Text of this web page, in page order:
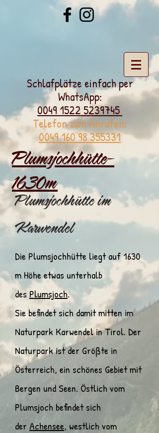
Schlafplätze einfach per
WhatsApp:
0049 1522 5239745
Telefon zum Anrufen:
0049 160 98 355331
Plumsjochhütte-
1630m
Plumsjochhütte im
Karwendel
Die Plumsjochhütte liegt auf 1630
m Höhe etwas unterhalb
des Plumsjoch.
Sie befindet sich damit mitten im
Naturpark Karwendel in Tirol. Der
Naturpark ist der Größte in
Österreich, ein schönes Gebiet mit
Bergen und Seen. Östlich vom
Plumsjoch befindet sich
der Achensee, westlich vom